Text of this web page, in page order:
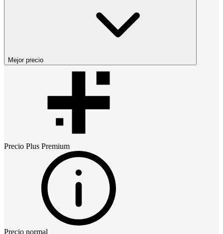
Mejor precio
Precio Plus Premium
Precio normal